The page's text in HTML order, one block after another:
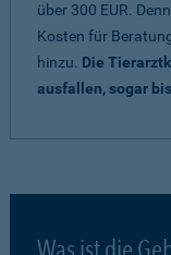
über 300 EUR.
Kosten für
hinzu. Die
ausfallen, sogar